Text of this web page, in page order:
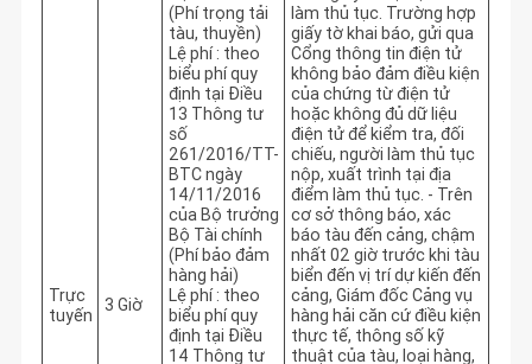
Trực
tuyến
3 Giờ
(Phí trọng tải
tàu, thuyền)
Lệ phí : theo
biểu phí quy
định tại Điều
13 Thông tư
số
261/2016/TT-
BTC ngày
14/11/2016
của Bộ trưởng
Bộ Tài chính
(Phí bảo đảm
hàng hải)
Lệ phí : theo
biểu phí quy
định tại Điều
14 Thông tư
làm thủ tục. Trường hợp
giấy tờ khai báo, gửi qua
Cổng thông tin điện tử
không bảo đảm điều kiện
của chứng từ điện tử
hoặc không đủ dữ liệu
điện tử để kiểm tra, đối
chiếu, người làm thủ tục
nộp, xuất trình tại địa
điểm làm thủ tục. - Trên
cơ sở thông báo, xác
báo tàu đến cảng, chậm
nhất 02 giờ trước khi tàu
biển đến vị trí dự kiến đến
cảng, Giám đốc Cảng vụ
hàng hải căn cứ điều kiện
thực tế, thông số kỹ
thuật của tàu, loại hàng,